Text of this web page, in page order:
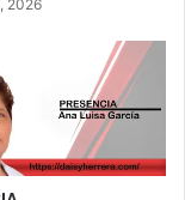
2026